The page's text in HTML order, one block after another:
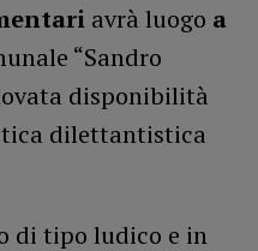
avrà luogo a
“Sandro
disponibilità
dilettantistica
di tipo ludico e in